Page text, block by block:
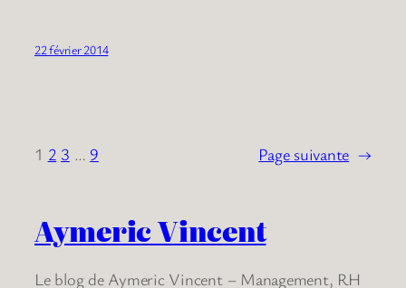
22 février 2014
1 2 3 … 9 Page suivante →
Aymeric Vincent
Le blog de Aymeric Vincent – Management, RH